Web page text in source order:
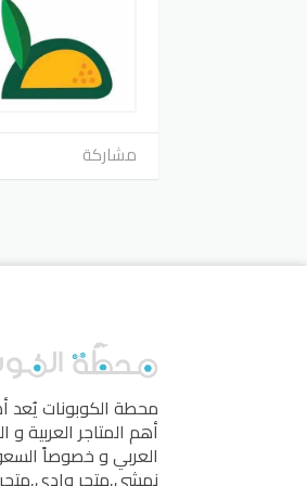
مشاركة
محطة الكوبوناتيُعد
أهم المتاجر العربية
العربي و خصوصاً